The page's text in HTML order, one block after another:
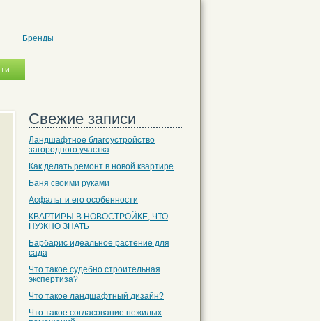
Бренды
Свежие записи
Ландшафтное благоустройство
загородного участка
Как делать ремонт в новой квартире
Баня своими руками
Асфальт и его особенности
КВАРТИРЫ В НОВОСТРОЙКЕ, ЧТО
НУЖНО ЗНАТЬ
Барбарис идеальное растение для
сада
Что такое судебно строительная
экспертиза?
Что такое ландшафтный дизайн?
Что такое согласование нежилых